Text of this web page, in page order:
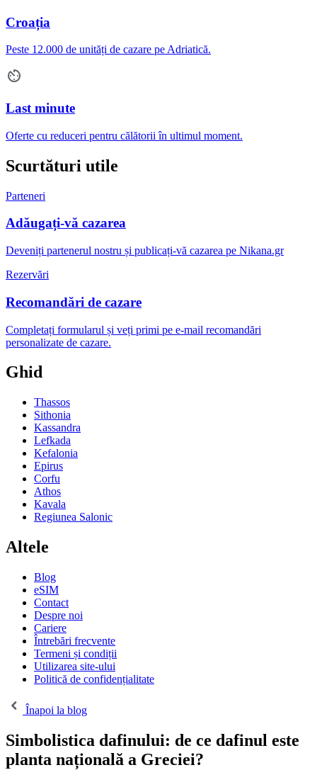
Croația
Peste 12.000 de unități de cazare pe Adriatică.
Last minute
Oferte cu reduceri pentru călătorii în ultimul moment.
Scurtături utile
Parteneri
Adăugați-vă cazarea
Deveniți partenerul nostru și publicați-vă cazarea pe Nikana.gr
Rezervări
Recomandări de cazare
Completați formularul și veți primi pe e-mail recomandări
personalizate de cazare.
Ghid
Thassos
Sithonia
Kassandra
Lefkada
Kefalonia
Epirus
Corfu
Athos
Kavala
Regiunea Salonic
Altele
Blog
eSIM
Contact
Despre noi
Cariere
Întrebări frecvente
Termeni și condiții
Utilizarea site-ului
Politică de confidențialitate
Înapoi la blog
Simbolistica dafinului: de ce dafinul este
planta națională a Greciei?